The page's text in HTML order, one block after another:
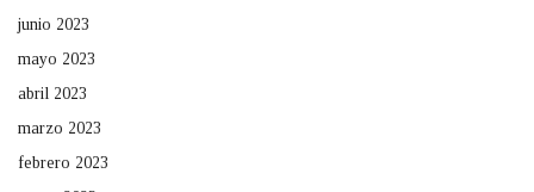
junio 2023
mayo 2023
abril 2023
marzo 2023
febrero 2023